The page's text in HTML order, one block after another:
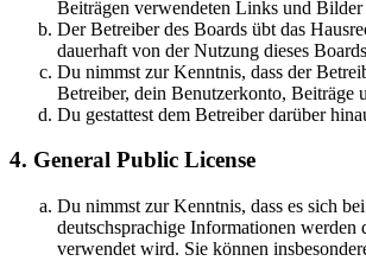
Beiträgen verwendeten Links und
Der Betreiber des Boards übt das
dauerhaft von der Nutzung dieses
Du nimmst zur Kenntnis, dass der
Betreiber, dein Benutzerkonto, Beiträge
Du gestattest dem Betreiber darüber
4. General Public License
Du nimmst zur Kenntnis, dass es sich
deutschsprachige Informationen
verwendet wird. Sie können